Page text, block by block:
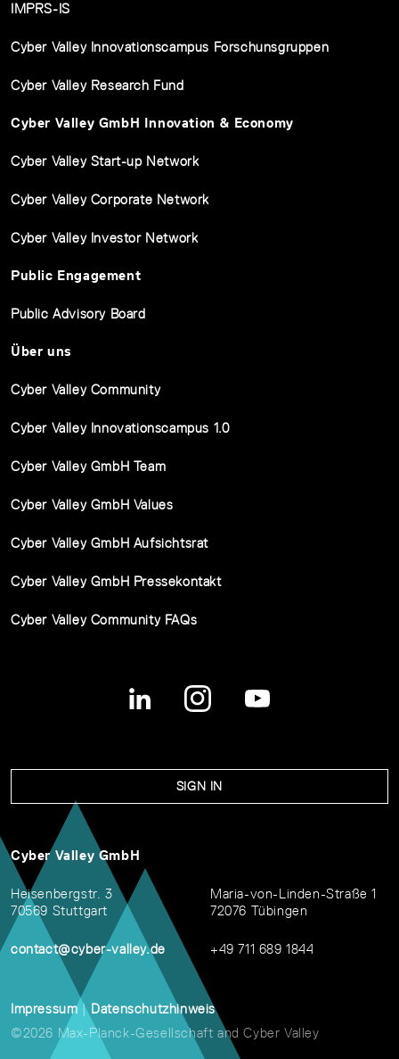
IMPRS-IS
Cyber Valley Innovationscampus Forschunsgruppen
Cyber Valley Research Fund
Cyber Valley GmbH Innovation & Economy
Cyber Valley Start-up Network
Cyber Valley Corporate Network
Cyber Valley Investor Network
Public Engagement
Public Advisory Board
Über uns
Cyber Valley Community
Cyber Valley Innovationscampus 1.0
Cyber Valley GmbH Team
Cyber Valley GmbH Values
Cyber Valley GmbH Aufsichtsrat
Cyber Valley GmbH Pressekontakt
Cyber Valley Community FAQs
SIGN IN
Cyber Valley GmbH
Heisenbergstr. 3
70569 Stuttgart
contact@cyber-valley.de
Maria-von-Linden-Straße 1
72076 Tübingen
+49 711 689 1844
Impressum | Datenschutzhinweis
©2026 Max-Planck-Gesellschaft and Cyber Valley